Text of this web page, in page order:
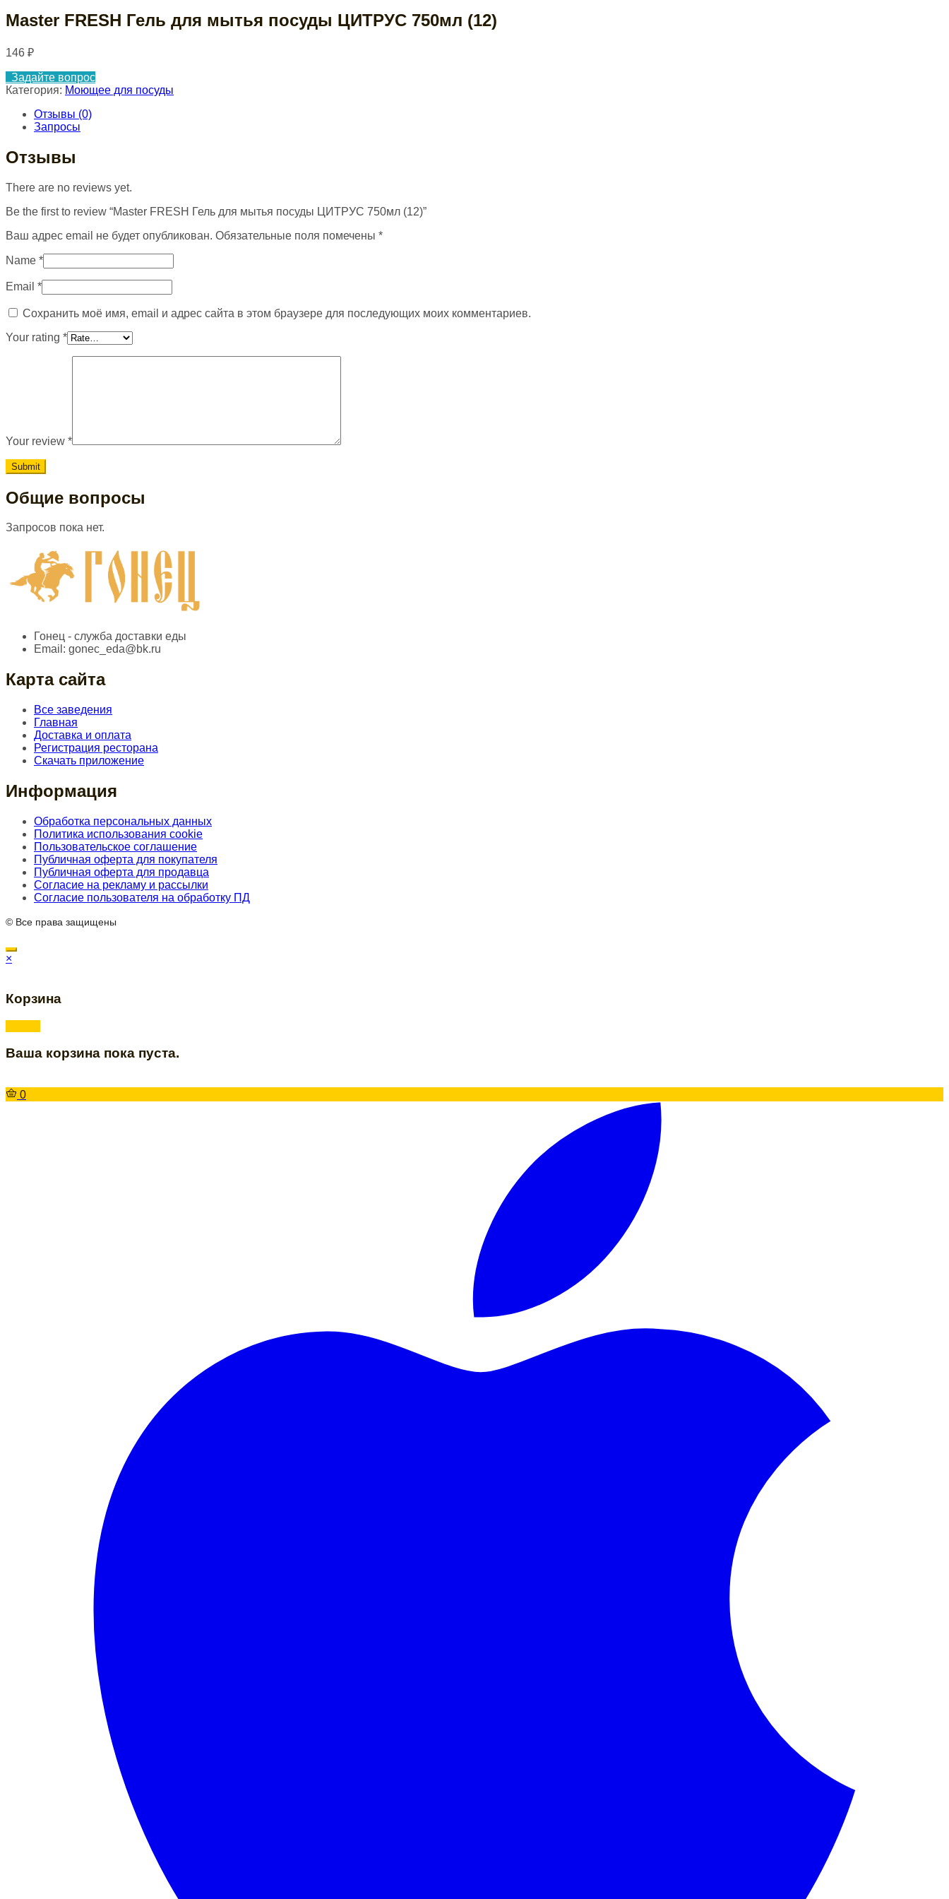
Master FRESH Гель для мытья посуды ЦИТРУС 750мл (12)
146 ₽
Задайте вопрос
Категория: Моющее для посуды
Отзывы (0)
Запросы
Отзывы
There are no reviews yet.
Be the first to review “Master FRESH Гель для мытья посуды ЦИТРУС 750мл (12)”
Ваш адрес email не будет опубликован. Обязательные поля помечены *
Name *
Email *
Сохранить моё имя, email и адрес сайта в этом браузере для последующих моих комментариев.
Your rating *
Your review *
Общие вопросы
Запросов пока нет.
Гонец - служба доставки еды
Email: gonec_eda@bk.ru
Карта сайта
Все заведения
Главная
Доставка и оплата
Регистрация ресторана
Скачать приложение
Информация
Обработка персональных данных
Политика использования cookie
Пользовательское соглашение
Публичная оферта для покупателя
Публичная оферта для продавца
Согласие на рекламу и рассылки
Согласие пользователя на обработку ПД
© Все права защищены
×
Корзина
Ваша корзина пока пуста.
0